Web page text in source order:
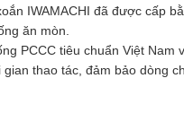
IWAMACHI đã được cấp
ăn mòn.
PCCC tiêu chuẩn Việt Nam
thao tác, đảm bảo dòng